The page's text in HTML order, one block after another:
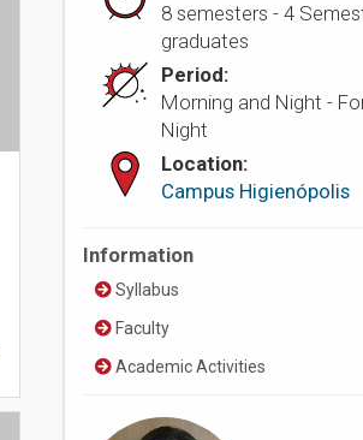
8 semesters - 4
graduates
Period:
Morning and Night -
Night
Location:
Campus Higienópolis
Information
Syllabus
Faculty
Academic Activities